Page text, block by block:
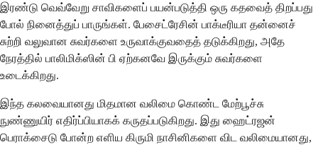
இரண்டு வெவ்வேறு சாவிகளைப் பயன்படுத்தி ஒரு கதவைத் திறப்பது
போல் நினைத்துப் பாருங்கள். பேசைட்ரேசின் பாக்டீரியா தன்னைச்
சுற்றி வலுவான சுவர்களை உருவாக்குவதைத் தடுக்கிறது, அதே
நேரத்தில் பாலிமிக்ஸின் பி ஏற்கனவே இருக்கும் சுவர்களை
உடைக்கிறது.
இந்த கலவையானது மிதமான வலிமை கொண்ட மேற்பூச்சு
நுண்ணுயிர் எதிர்ப்பியாகக் கருதப்படுகிறது. இது ஹைட்ரஜன்
பெராக்சைடு போன்ற எளிய கிருமி நாசினிகளை விட வலிமையானது,